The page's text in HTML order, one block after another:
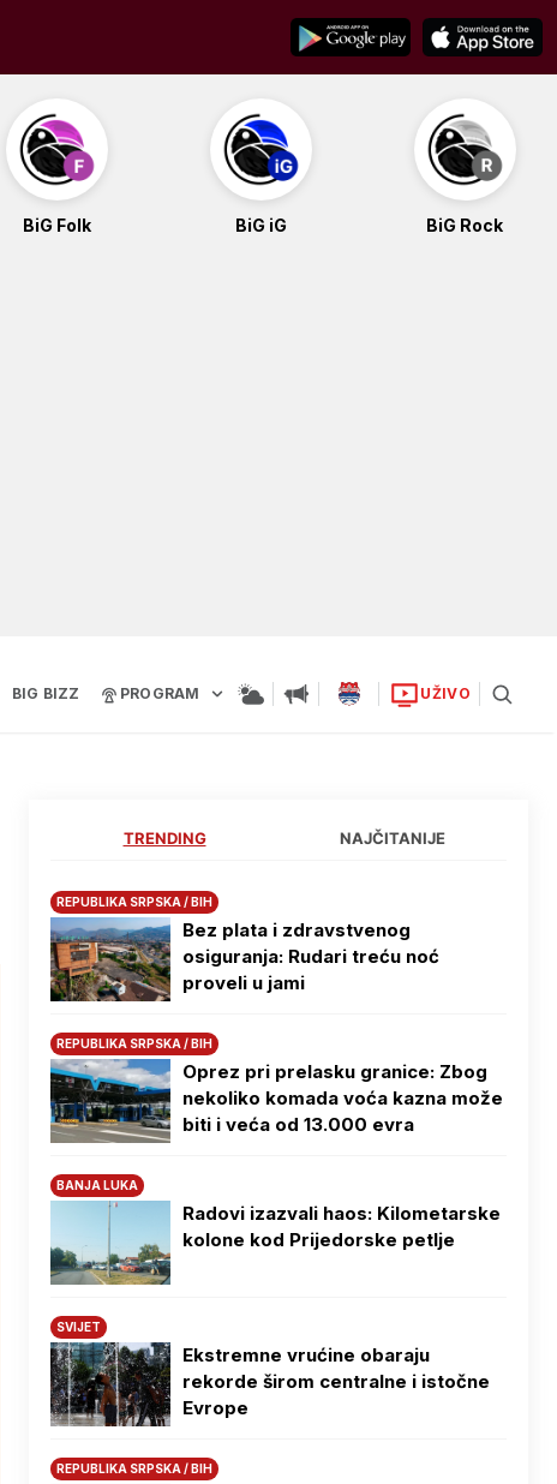
BiG Folk BiG iG BiG Rock
BIG BIZZ PROGRAM UŽIVO
TRENDING NAJČITANIJE
REPUBLIKA SRPSKA / BIH
Bez plata i zdravstvenog
osiguranja: Rudari treću noć
proveli u jami
REPUBLIKA SRPSKA / BIH
Oprez pri prelasku granice: Zbog
nekoliko komada voća kazna može
biti i veća od 13.000 evra
BANJA LUKA
Radovi izazvali haos: Kilometarske
kolone kod Prijedorske petlje
SVIJET
Ekstremne vrućine obaraju
rekorde širom centralne i istočne
Evrope
REPUBLIKA SRPSKA / BIH